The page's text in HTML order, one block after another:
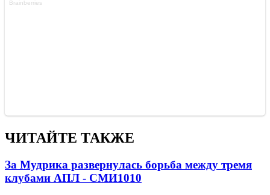
ЧИТАЙТЕ ТАКЖЕ
За Мудрика развернулась борьба между тремя
клубами АПЛ - СМИ1010